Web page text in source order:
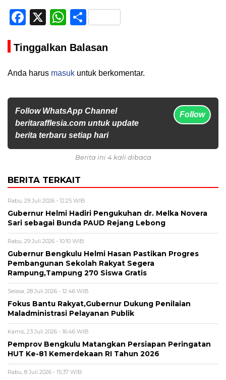
Facebook
X WhatsApp
Share
Tinggalkan Balasan
Anda harus masuk untuk berkomentar.
Follow WhatsApp Channel
beritarafflesia.com untuk update
berita terbaru setiap hari
Follow
Berita ini 4 kali dibaca
BERITA TERKAIT
Rabu, 29 Juli 2026 - 12:25 WIB
Gubernur Helmi Hadiri Pengukuhan dr. Melka Novera
Sari sebagai Bunda PAUD Rejang Lebong
Rabu, 29 Juli 2026 - 10:10 WIB
Gubernur Bengkulu Helmi Hasan Pastikan Progres
Pembangunan Sekolah Rakyat Segera
Rampung,Tampung 270 Siswa Gratis
Selasa, 28 Juli 2026 - 12:46 WIB
Fokus Bantu Rakyat,Gubernur Dukung Penilaian
Maladministrasi Pelayanan Publik
Kamis, 23 Juli 2026 - 16:46 WIB
Pemprov Bengkulu Matangkan Persiapan Peringatan
HUT Ke-81 Kemerdekaan RI Tahun 2026
Rabu, 8 Juli 2026 - 15:37 WIB